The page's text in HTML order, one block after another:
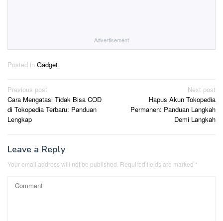
Advertisement
Posted in Gadget
Post
navigation
Previous post
Cara Mengatasi Tidak Bisa COD
di Tokopedia Terbaru: Panduan
Lengkap
Next post
Hapus Akun Tokopedia
Permanen: Panduan Langkah
Demi Langkah
Leave a Reply
Your email address will not be published. Required fields are marked *